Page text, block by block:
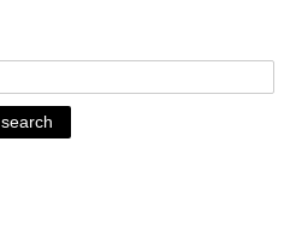
search